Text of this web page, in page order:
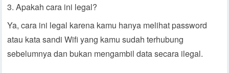
Apakah cara ini legal?
Ya, cara ini legal karena kamu hanya melihat password
atau kata sandi Wifi yang kamu sudah terhubung
sebelumnya dan bukan mengambil data secara ilegal.